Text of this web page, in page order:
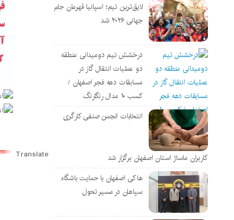
لایق‌ترین تیم؛ اسپانیا قهرمان جام
جهانی ۲۰۲۶ شد
درخشش تیم دومیدانی منطقه
دو عملیات انتقال گاز در
مسابقات دهه فجر اصفهان /
کسب ۱۰ مدال رنگارنگ
انتخابات انجمن صنفی کارگری
کاربران ماساژ استان اصفهان برگزار شد
هاکی اصفهان با حمایت باشگاه
سپاهان در مسیر تحول
Translate